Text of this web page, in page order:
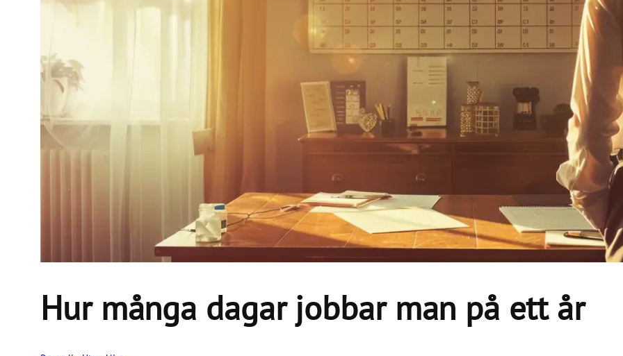
Hur många dagar jobbar man på ett år